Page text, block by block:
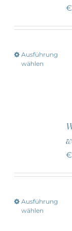
€
Ausführung
wählen
€
Ausführung
wählen